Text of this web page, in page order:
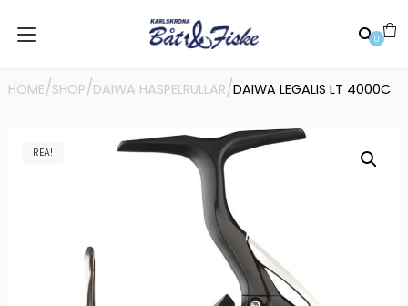
0
HOME/SHOP/DAIWA HASPELRULLAR/DAIWA LEGALIS LT 4000C
REA!